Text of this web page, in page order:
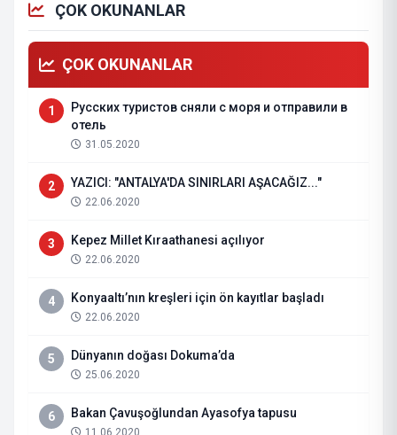
ÇOK OKUNANLAR
ÇOK OKUNANLAR
1
Русских туристов сняли с моря и отправили в
отель
31.05.2020
2 YAZICI: "ANTALYA'DA SINIRLARI AŞACAĞIZ..."
22.06.2020
3 Kepez Millet Kıraathanesi açılıyor
22.06.2020
4 Konyaaltı’nın kreşleri için ön kayıtlar başladı
22.06.2020
5 Dünyanın doğası Dokuma’da
25.06.2020
6 Bakan Çavuşoğlundan Ayasofya tapusu
11.06.2020